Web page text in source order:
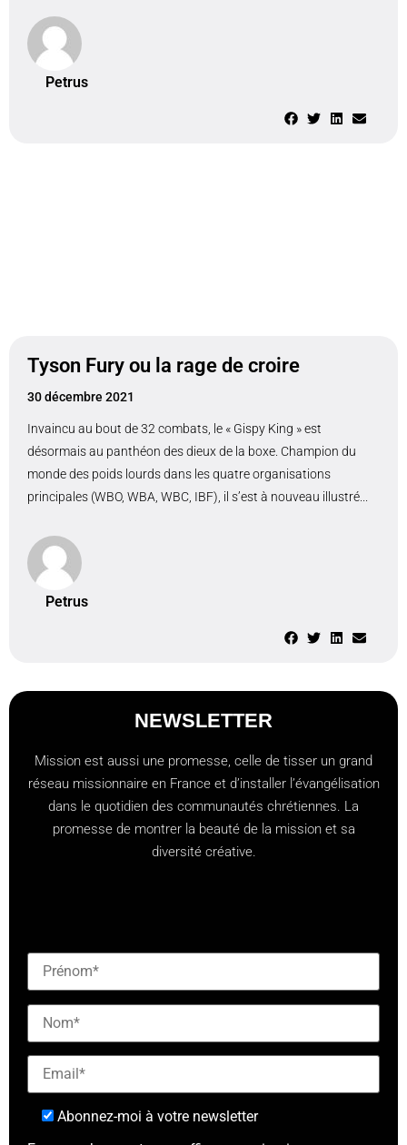
Petrus
Tyson Fury ou la rage de croire
30 décembre 2021
Invaincu au bout de 32 combats, le « Gispy King » est
désormais au panthéon des dieux de la boxe. Champion du
monde des poids lourds dans les quatre organisations
principales (WBO, WBA, WBC, IBF), il s’est à nouveau illustré...
Petrus
NEWSLETTER
Mission est aussi une promesse, celle de tisser un grand
réseau missionnaire en France et d’installer l’évangélisation
dans le quotidien des communautés chrétiennes. La
promesse de montrer la beauté de la mission et sa
diversité créative.
Abonnez-moi à votre newsletter